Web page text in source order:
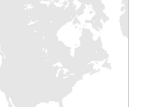
tilbyr en Delta T° på 10°C
å simulere oppførselen til
som mulig. Informasjonen
tilsynet gjør det mulig å ha et
rommet.
tilkoblede benkene krever
og stadig mer ergonomisk bruk,
for dine mer effektive, mer
alt raskere tester.